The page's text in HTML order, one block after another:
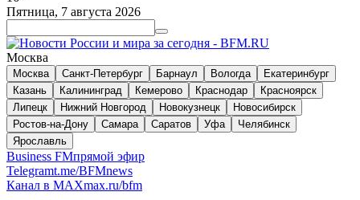
Пятница, 7 августа 2026
Москва
Москва Санкт-Петербург Барнаул Вологда
Екатеринбург
Казань
Калининград Кемерово Краснодар
Красноярск
Липецк
Нижний Новгород Новокузнецк
Новосибирск
Ростов-на-Дону
Самара Саратов Уфа
Челябинск
Ярославль
Business FMпрямой эфир
Telegramt.me/BFMnews
Канал в MAXmax.ru/bfm